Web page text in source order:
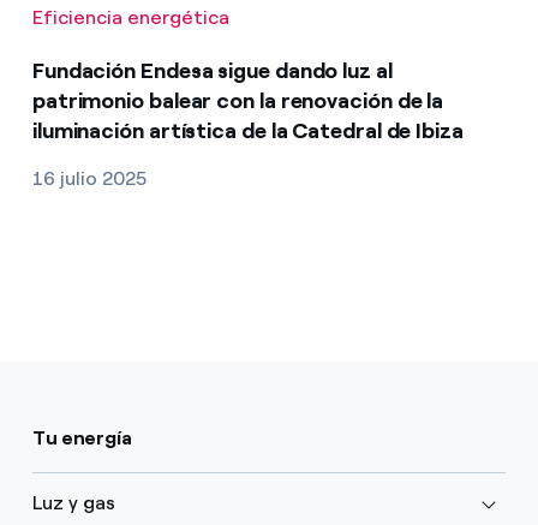
Eficiencia energética
Fundación Endesa sigue dando luz al
patrimonio balear con la renovación de la
iluminación artística de la Catedral de Ibiza
16 julio 2025
Tu energía
Luz y gas